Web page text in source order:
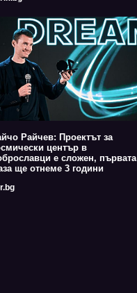
Райчев: Проектът за
център в
е сложен, първата
ще отнеме 3 години